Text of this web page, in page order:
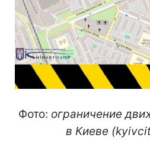
Фото: ограничение
в Киеве